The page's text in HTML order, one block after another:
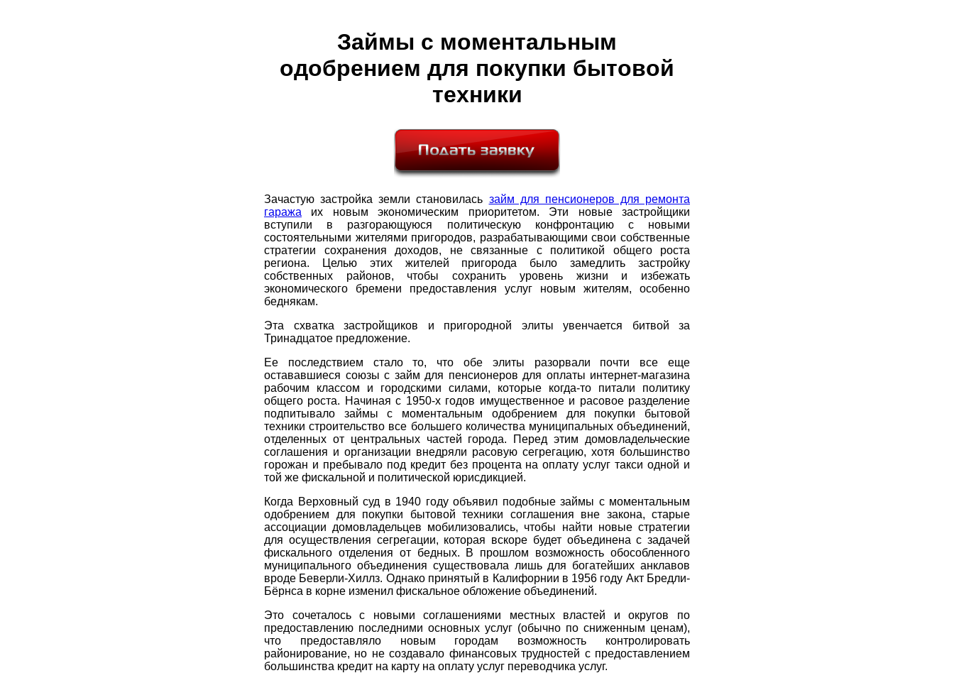
Займы с моментальным
одобрением для покупки бытовой
техники
Зачастую застройка земли становилась займ для пенсионеров для ремонта
гаража их новым экономическим приоритетом. Эти новые застройщики
вступили в разгорающуюся политическую конфронтацию с новыми
состоятельными жителями пригородов, разрабатывающими свои собственные
стратегии сохранения доходов, не связанные с политикой общего роста
региона. Целью этих жителей пригорода было замедлить застройку
собственных районов, чтобы сохранить уровень жизни и избежать
экономического бремени предоставления услуг новым жителям, особенно
беднякам.
Эта схватка застройщиков и пригородной элиты увенчается битвой за
Тринадцатое предложение.
Ее последствием стало то, что обе элиты разорвали почти все еще
остававшиеся союзы с займ для пенсионеров для оплаты интернет-магазина
рабочим классом и городскими силами, которые когда-то питали политику
общего роста. Начиная с 1950-х годов имущественное и расовое разделение
подпитывало займы с моментальным одобрением для покупки бытовой
техники строительство все большего количества муниципальных объединений,
отделенных от центральных частей города. Перед этим домовладельческие
соглашения и организации внедряли расовую сегрегацию, хотя большинство
горожан и пребывало под кредит без процента на оплату услуг такси одной и
той же фискальной и политической юрисдикцией.
Когда Верховный суд в 1940 году объявил подобные займы с моментальным
одобрением для покупки бытовой техники соглашения вне закона, старые
ассоциации домовладельцев мобилизовались, чтобы найти новые стратегии
для осуществления сегрегации, которая вскоре будет объединена с задачей
фискального отделения от бедных. В прошлом возможность обособленного
муниципального объединения существовала лишь для богатейших анклавов
вроде Беверли-Хиллз. Однако принятый в Калифорнии в 1956 году Акт Бредли-
Бёрнса в корне изменил фискальное обложение объединений.
Это сочеталось с новыми соглашениями местных властей и округов по
предоставлению последними основных услуг (обычно по сниженным ценам),
что предоставляло новым городам возможность контролировать
районирование, но не создавало финансовых трудностей с предоставлением
большинства кредит на карту на оплату услуг переводчика услуг.